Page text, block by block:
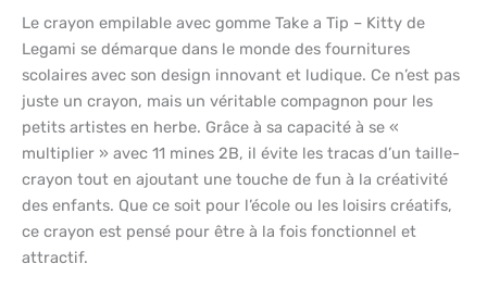
Le crayon empilable avec gomme Take a Tip – Kitty de
Legami se démarque dans le monde des fournitures
scolaires avec son design innovant et ludique. Ce n’est pas
juste un crayon, mais un véritable compagnon pour les
petits artistes en herbe. Grâce à sa capacité à se «
multiplier » avec 11 mines 2B, il évite les tracas d’un taille-
crayon tout en ajoutant une touche de fun à la créativité
des enfants. Que ce soit pour l’école ou les loisirs créatifs,
ce crayon est pensé pour être à la fois fonctionnel et
attractif.